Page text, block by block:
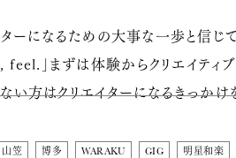
山笠 博多 WARAKU GIG 明星和楽
ターになるための大事な一歩と信じ
」まずは体験からクリエイティ
い方はクリエイターになるきっか